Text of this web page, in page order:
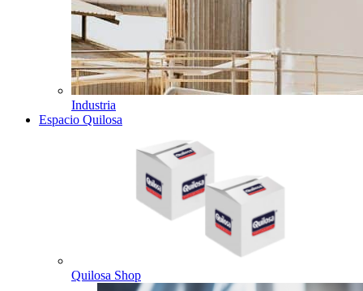
Industria
Espacio Quilosa
Quilosa Shop